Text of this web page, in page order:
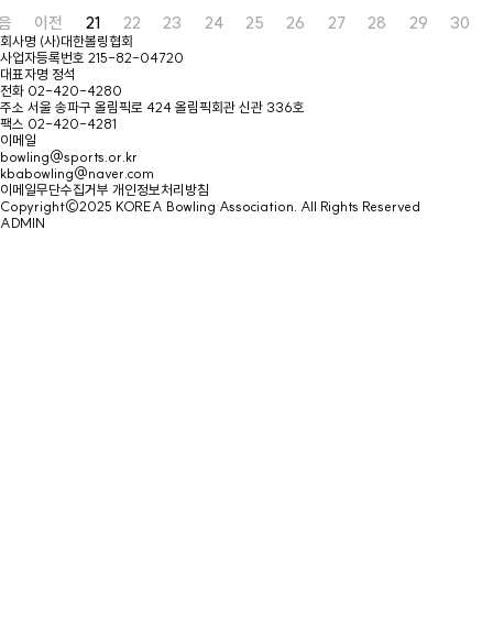
내일부터 이어지는 마스터즈에는 남자에 박종우 선수와 강희원
선수, 여자는 이나영 선수와 손연희 선수가 출전 하겠습니다.
마스터즈에서도 좋은 결과를 기대합니다^^
5,132점으로 금메달을 차지하며 이번대회 3관왕에
등극하였습니다.너무나도 좋은 성적을 거두고 있는 우리 선수들
마스터즈에서도 좋은 성적을 기대합니다.출처: ABF 공식 홈페이지
http://www.abf-online.org/results/2014/17thasiang-
5.asp?Division=WO
이전 21 22 23 24 25 26 27 28 29 30
회사명 (사)대한볼링협회
사업자등록번호 215-82-04720
대표자명 정석
전화 02-420-4280
주소 서울 송파구 올림픽로 424 올림픽회관 신관 336호
팩스 02-420-4281
이메일
bowling@sports.or.kr
kbabowling@naver.com
이메일무단수집거부 개인정보처리방침
Copyright©2025 KOREA Bowling Association. All Rights Reserved
ADMIN